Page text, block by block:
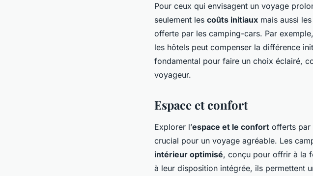
Pour ceux qui envisagent un voyage
seulement les coûts initiaux mais aussi
offerte par les camping-cars. Par
les hôtels peut compenser la différence
fondamental pour faire un choix éclairé,
voyageur.
Espace et confort
Explorer l’espace et le confort offerts par
crucial pour un voyage agréable. Les
intérieur optimisé, conçu pour offrir à la
à leur disposition intégrée, ils permettent